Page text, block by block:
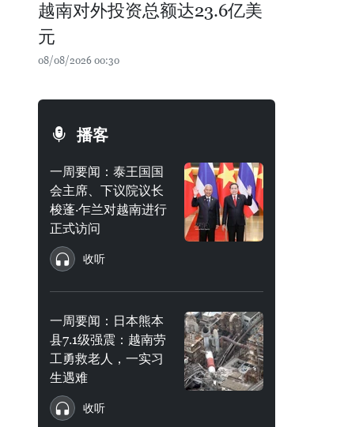
越南对外投资总额达23.6亿美
元
08/08/2026 00:30
播客
一周要闻：泰王国国
会主席、下议院议长
梭蓬·乍兰对越南进行
正式访问
收听
一周要闻：日本熊本
县7.1级强震：越南劳
工勇救老人，一实习
生遇难
收听